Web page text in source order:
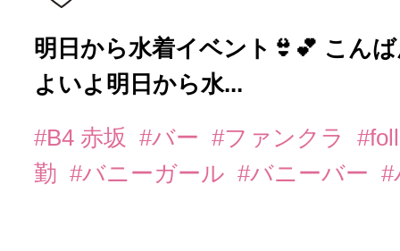
明日から水着イベント👙💕 こん
よいよ明日から水...
#B4 赤坂 #バー #ファンクラ
勤 #バニーガール #バニーバー #